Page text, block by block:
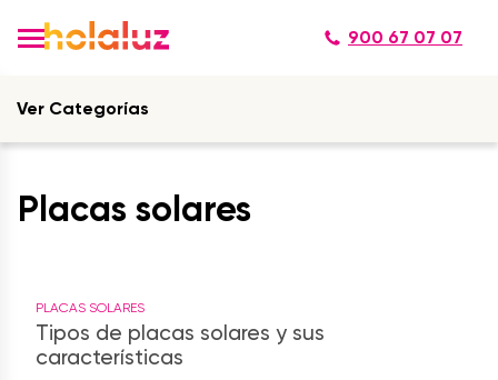
900 67 07 07
Ver Categorías
Placas solares
PLACAS SOLARES
Tipos de placas solares y sus
características